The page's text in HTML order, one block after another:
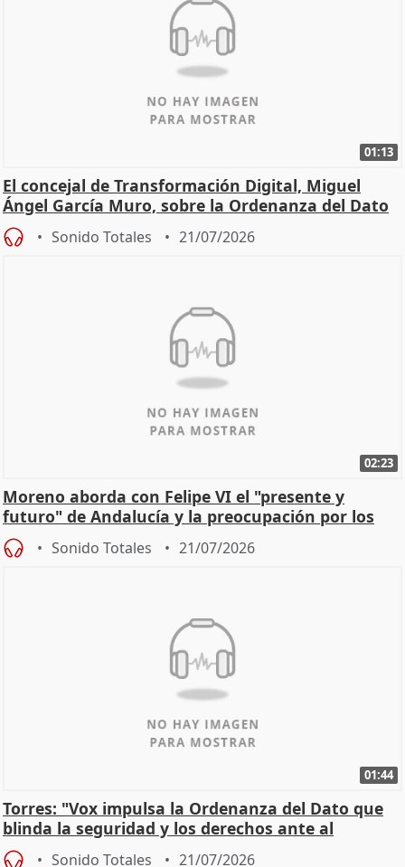
01:13
El concejal de Transformación Digital, Miguel
Ángel García Muro, sobre la Ordenanza del Dato
Sonido Totales 21/07/2026
02:23
Moreno aborda con Felipe VI el "presente y
futuro" de Andalucía y la preocupación por los
incendios
Sonido Totales 21/07/2026
01:44
Torres: "Vox impulsa la Ordenanza del Dato que
blinda la seguridad y los derechos ante al
control"
Sonido Totales 21/07/2026